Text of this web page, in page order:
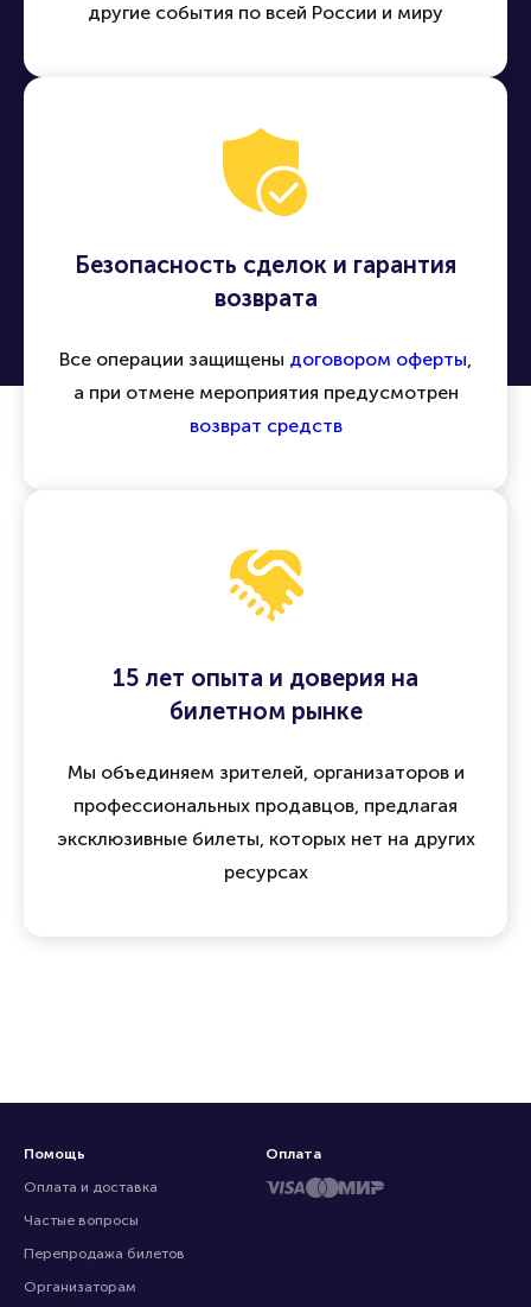
другие события по всей России и миру
Безопасность сделок и гарантия
возврата
Все операции защищены договором оферты,
а при отмене мероприятия предусмотрен
возврат средств
15 лет опыта и доверия на
билетном рынке
Мы объединяем зрителей, организаторов и
профессиональных продавцов, предлагая
эксклюзивные билеты, которых нет на других
ресурсах
Помощь
Оплата и доставка
Частые вопросы
Перепродажа билетов
Организаторам
Оплата